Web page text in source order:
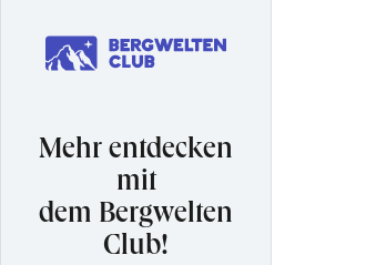
Mehr entdecken
mit
dem Bergwelten
Club!